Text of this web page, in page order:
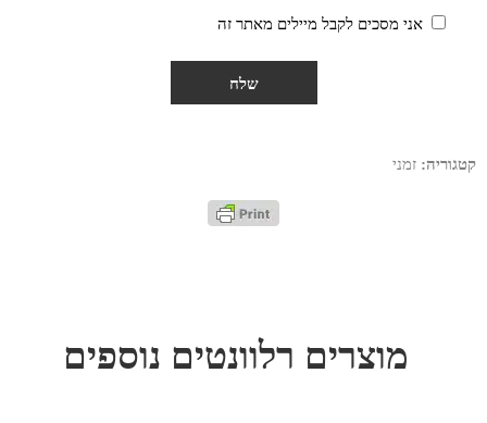
אני מסכים לקבל מיילים מאתר זה
קטגוריה: זמני
מוצרים רלוונטים נוספים